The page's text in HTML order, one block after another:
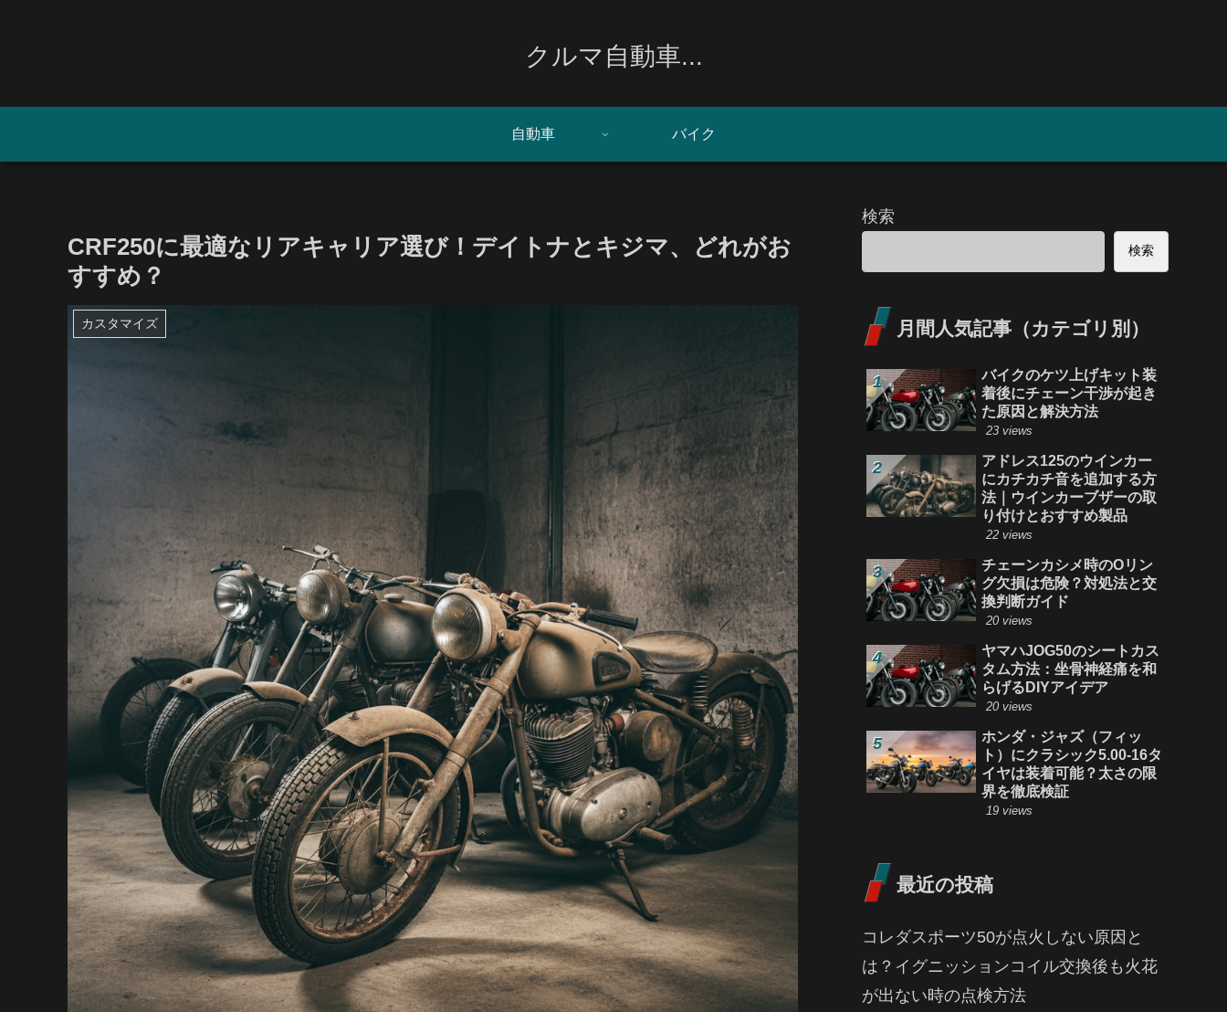
クルマ自動車...
自動車 バイク
CRF250に最適なリアキャリア選び！デイトナとキジマ、どれがお
すすめ？
カスタマイズ
検索
検索
月間人気記事（カテゴリ別）
バイクのケツ上げキット装
着後にチェーン干渉が起き
た原因と解決方法
23 views
アドレス125のウインカー
にカチカチ音を追加する方
法｜ウインカーブザーの取
り付けとおすすめ製品
22 views
チェーンカシメ時のOリン
グ欠損は危険？対処法と交
換判断ガイド
20 views
ヤマハJOG50のシートカス
タム方法：坐骨神経痛を和
らげるDIYアイデア
20 views
ホンダ・ジャズ（フィッ
ト）にクラシック5.00‑16タ
イヤは装着可能？太さの限
界を徹底検証
19 views
最近の投稿
コレダスポーツ50が点火しない原因と
は？イグニッションコイル交換後も火花
が出ない時の点検方法